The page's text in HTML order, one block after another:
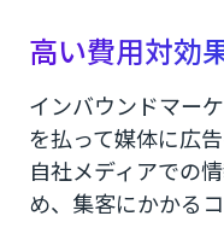
高い費用対効
インバウンドマー
を払って媒体に広
自社メディアでの
め、集客にかかる